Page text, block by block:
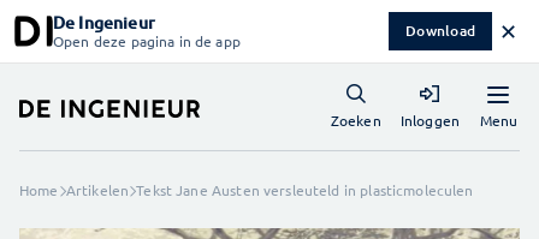
De Ingenieur
Open deze pagina in de app Download ✕
Menu
Zoeken Inloggen
Home Artikelen Tekst Jane Austen versleuteld in plasticmoleculen